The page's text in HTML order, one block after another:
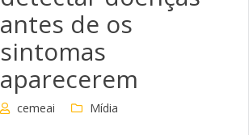
antes de os
sintomas
aparecerem
cemeai Mídia